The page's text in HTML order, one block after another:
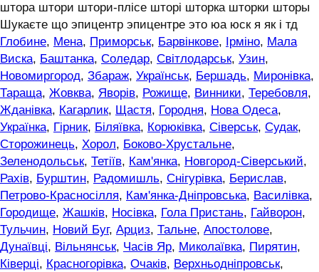
штора штори штори-плісе шторі шторка шторки шторы
Шукаєте що эпицентр эпицентре это юа юск я як і тд
Глобине, Мена, Приморськ, Барвінкове, Ірміно, Мала
Виска, Баштанка, Соледар, Світлодарськ, Узин,
Новомиргород, Збараж, Українськ, Бершадь, Миронівка,
Тараща, Жовква, Яворів, Рожище, Винники, Теребовля,
Жданівка, Кагарлик, Щастя, Городня, Нова Одеса,
Українка, Гірник, Біляївка, Корюківка, Сіверськ, Судак,
Сторожинець, Хорол, Боково-Хрустальне,
Зеленодольськ, Тетіїв, Кам'янка, Новгород-Сіверський,
Рахів, Бурштин, Радомишль, Снігурівка, Берислав,
Петрово-Красносілля, Кам'янка-Дніпровська, Василівка,
Городище, Жашків, Носівка, Гола Пристань, Гайворон,
Тульчин, Новий Буг, Арциз, Тальне, Апостолове,
Дунаївці, Вільнянськ, Часів Яр, Миколаївка, Пирятин,
Ківерці, Красногорівка, Очаків, Верхньодніпровськ,